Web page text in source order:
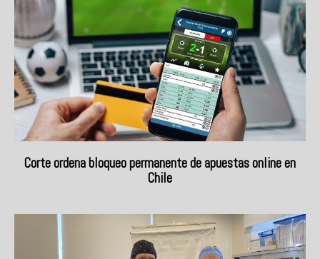
Corte ordena bloqueo permanente de apuestas online en
Chile